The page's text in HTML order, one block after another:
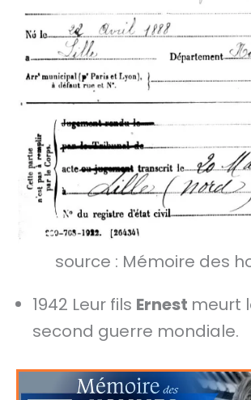
source : Mémoire des
1942 Leur fils Ernest meurt
second guerre mondiale.